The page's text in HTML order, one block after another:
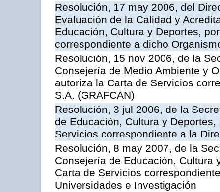
Resolución, 17 may 2006, del
Evaluación de la Calidad y
Educación, Cultura y Deportes,
correspondiente a dicho
Resolución, 15 nov 2006, de la
Consejería de Medio Ambiente y
autoriza la Carta de Servicios
S.A. (GRAFCAN)
Resolución, 3 jul 2006, de la
de Educación, Cultura y
Servicios correspondiente a la
Resolución, 8 may 2007, de la
Consejería de Educación, Cultura
Carta de Servicios
Universidades e Investigación